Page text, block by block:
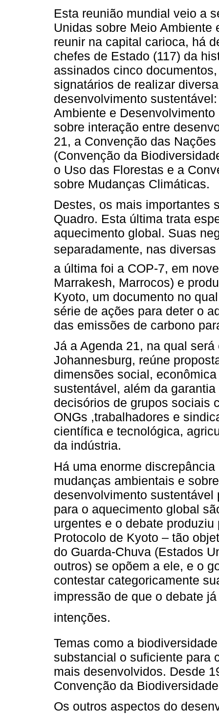
Esta reunião mundial veio a
Unidas sobre Meio
reunir na capital carioca, há
chefes de Estado (117) da
assinados cinco
signatários de realizar
desenvolvimento
Ambiente e
sobre interação entre
21, a Convenção das
(Convenção da
o Uso das Florestas e a
sobre Mudanças Climáticas.
Destes, os mais importantes
Quadro. Esta última trata
aquecimento global. Suas
separadamente, nas diversas
a última foi a COP-7, em
Marrakesh, Marrocos) e
Kyoto, um documento no
série de ações para deter o
das emissões de carbono
Já a Agenda 21, na qual
Johannesburg, reúne
dimensões social,
sustentável, além da
decisórios de grupos sociais
ONGs ,trabalhadores e
científica e tecnológica,
da indústria.
Há uma enorme
mudanças ambientais e
desenvolvimento
para o aquecimento global
urgentes e o debate
Protocolo de Kyoto – tão
do Guarda-Chuva (Estados
outros) se opõem a ele, e o
contestar categoricamente
impressão de que o debate
intenções.
Temas como a
substancial o suficiente para
mais desenvolvidos. Desde
Convenção da
Os outros aspectos do